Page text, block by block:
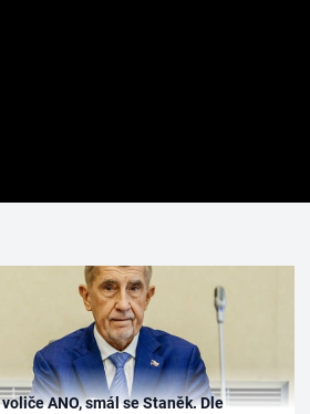
ANO, smál se Staněk. Dle